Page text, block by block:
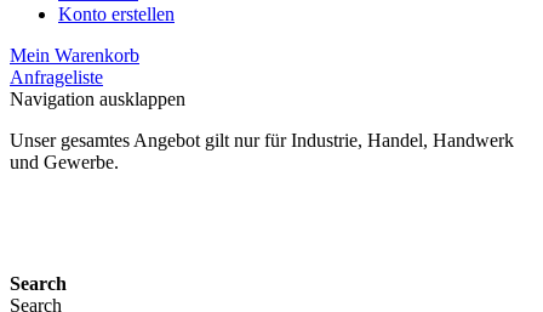
Konto erstellen
Mein Warenkorb
Anfrageliste
Navigation ausklappen
Unser gesamtes Angebot gilt nur für Industrie, Handel, Handwerk
und Gewerbe.
Search
Search